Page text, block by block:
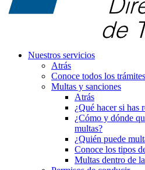
Nuestros servicios
Atrás
Conoce todos los trámites
Multas y sanciones
Atrás
¿Qué hacer si has
¿Cómo y dónde
multas?
¿Quién puede
Conoce los tipos
Multas dentro de